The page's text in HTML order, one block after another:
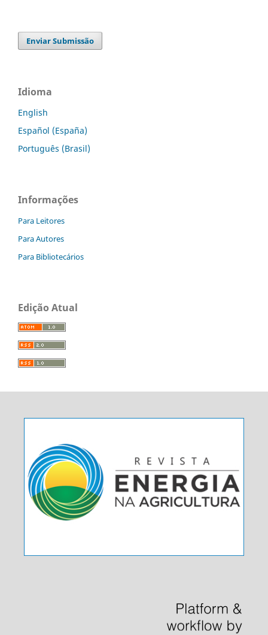
Enviar Submissão
Idioma
English
Español (España)
Português (Brasil)
Informações
Para Leitores
Para Autores
Para Bibliotecários
Edição Atual